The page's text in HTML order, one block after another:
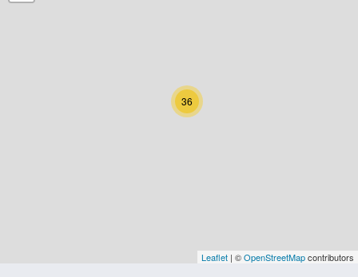
Niederösterreich
Oberösterreich
Vorarlberg
36
Leaflet | ©OpenStreetMapcontributors